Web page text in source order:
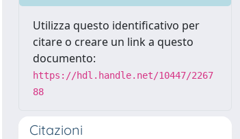
Utilizza questo identificativo per
citare o creare un link a questo
documento:
https://hdl.handle.net/10447/2267
88
Citazioni